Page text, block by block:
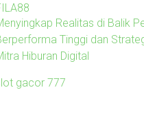
Realitas di Balik
Tinggi dan
Hiburan Digital
gacor 777